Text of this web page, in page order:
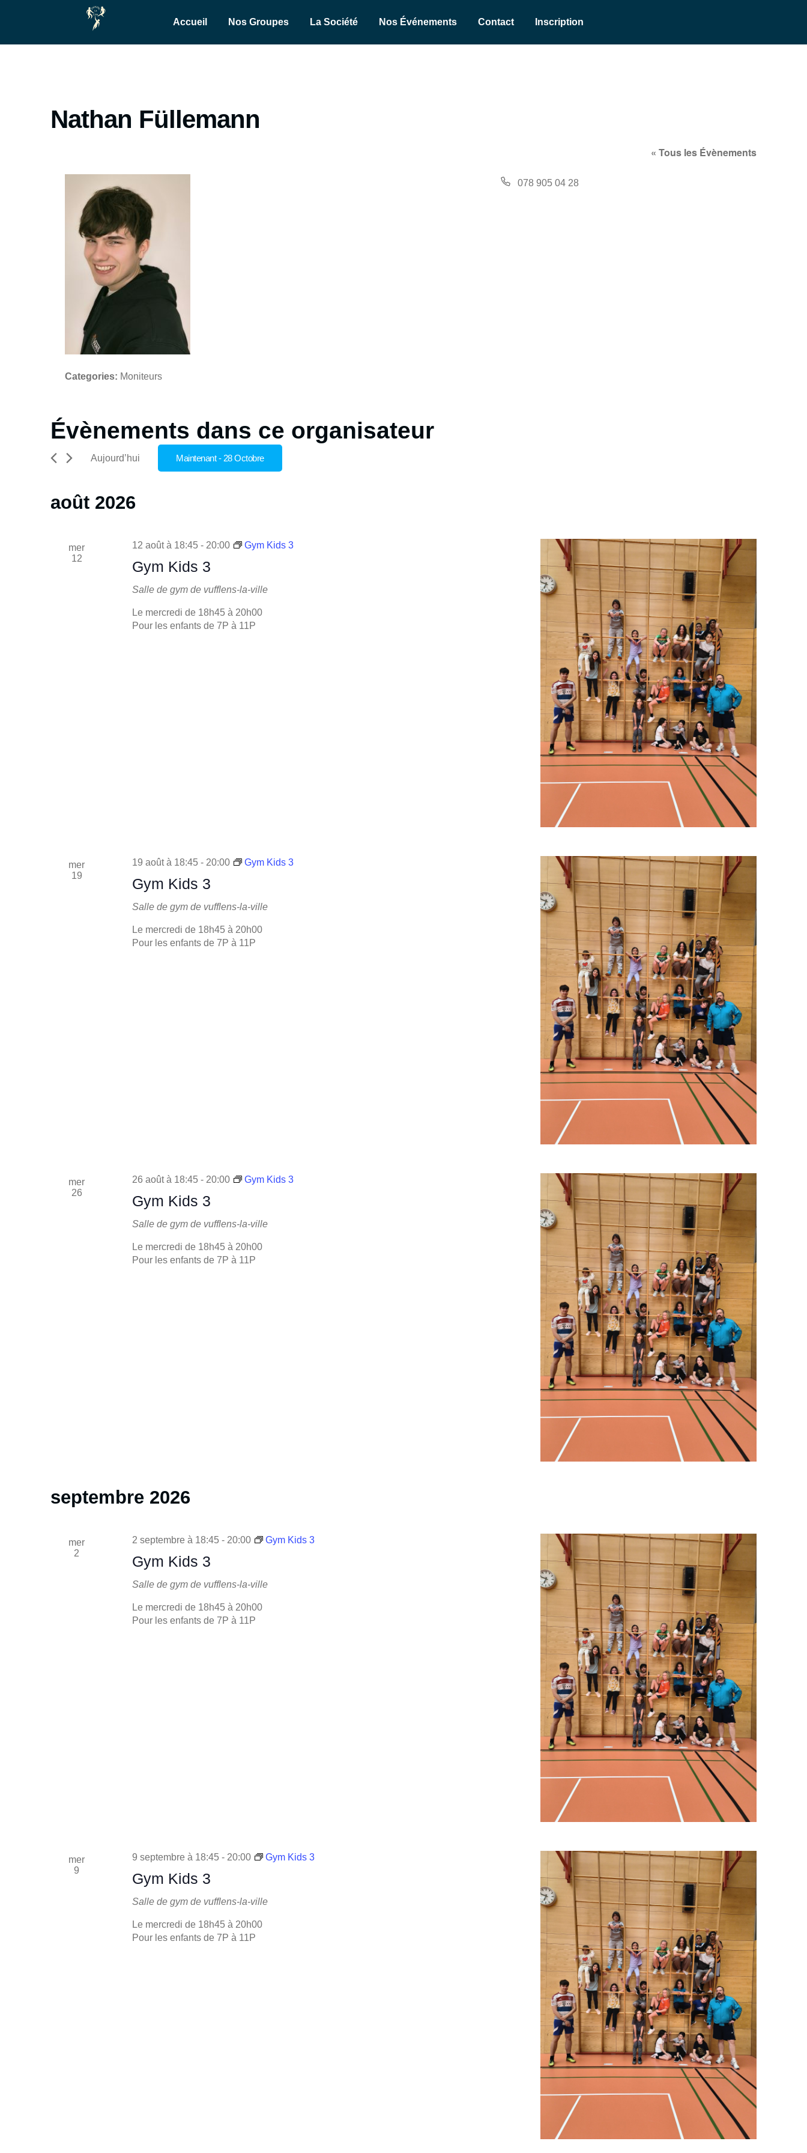
Accueil Nos Groupes La Société Nos Événements Contact Inscription
Nathan Füllemann
« Tous les Évènements
Téléphone
078 905 04 28
Categories: Moniteurs
Évènements dans ce organisateur
Aujourd’hui Maintenant - 28 Octobre
août 2026
mer
12
Gym Kids 3
12 août à 18:45- 20:00 Gym Kids 3
Salle de gym de vufflens-la-ville
Le mercredi de 18h45 à 20h00
Pour les enfants de 7P à 11P
mer
19
Gym Kids 3
19 août à 18:45- 20:00 Gym Kids 3
Salle de gym de vufflens-la-ville
Le mercredi de 18h45 à 20h00
Pour les enfants de 7P à 11P
mer
26
Gym Kids 3
26 août à 18:45- 20:00 Gym Kids 3
Salle de gym de vufflens-la-ville
Le mercredi de 18h45 à 20h00
Pour les enfants de 7P à 11P
septembre 2026
mer
2
Gym Kids 3
2 septembre à 18:45- 20:00 Gym Kids 3
Salle de gym de vufflens-la-ville
Le mercredi de 18h45 à 20h00
Pour les enfants de 7P à 11P
mer
9
Gym Kids 3
9 septembre à 18:45- 20:00 Gym Kids 3
Salle de gym de vufflens-la-ville
Le mercredi de 18h45 à 20h00
Pour les enfants de 7P à 11P